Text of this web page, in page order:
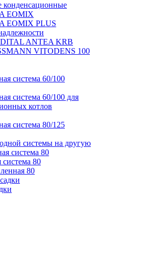
конденсационные
EOMIX
EOMIX PLUS
ANTEA KRB
VITODENS 100
система 60/100
система 60/100 для
котлов
система 80/125
системы на другую
система 80
80